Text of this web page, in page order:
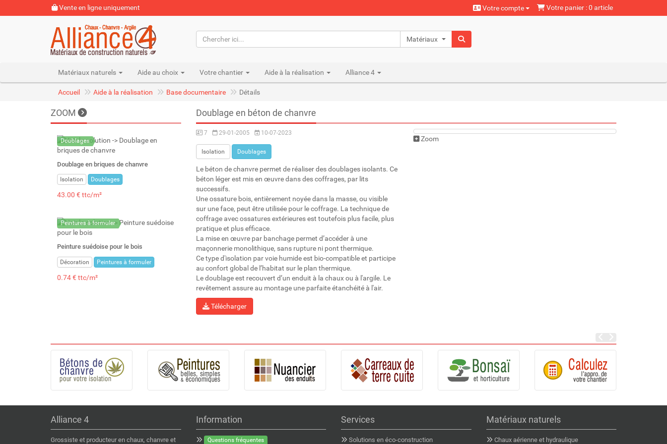
Vente en ligne uniquement Votre compte Votre panier : 0 article
Matériaux naturels
Matériaux naturels Aide au choix Votre chantier Aide à la réalisation Alliance 4
Accueil Aide à la réalisation Base documentaire Détails
ZOOM
Doublages
Doublage en briques de chanvre
Isolation Doublages
43.00 € ttc/m²
Peintures à formuler
Peinture suédoise pour le bois
Décoration Peintures à formuler
0.74 € ttc/m²
Doublage en béton de chanvre
7 29-01-2005 10-07-2023
Isolation Doublages
Le béton de chanvre permet de réaliser des doublages isolants. Ce
béton léger est mis en œuvre dans des coffrages, par lits
successifs.
Une ossature bois, entièrement noyée dans la masse, ou visible
sur une face, peut être utilisée pour le coffrage. La technique de
coffrage avec ossatures extérieures est toutefois plus facile, plus
pratique et plus efficace.
La mise en œuvre par banchage permet d’accéder à une
maçonnerie monolithique, sans rupture ni pont thermique.
Ce type d'isolation par voie humide est bio-compatible et participe
au confort global de l’habitat sur le plan thermique.
Le doublage est recouvert d’un enduit à la chaux ou à l'argile. Le
revêtement assure au montage une parfaite étanchéité à l'air.
Télécharger
Zoom
Alliance 4
Grossiste et producteur en chaux, chanvre et
Information
Questions fréquentes
Services
Solutions en éco-construction
Matériaux naturels
Chaux aérienne et hydraulique